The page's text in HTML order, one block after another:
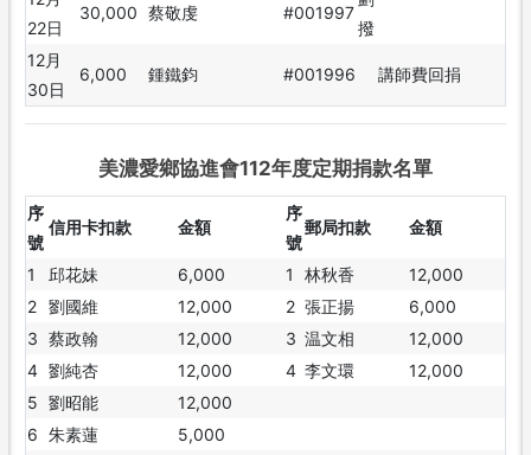
22日
30,000 蔡敬虔 #001997
撥
12月
30日
6,000 鍾鐵鈞 #001996 講師費回捐
美濃愛鄉協進會112年度定期捐款名單
序
號
信用卡扣款 金額
序
號
郵局扣款 金額
1 邱花妹 6,000 1 林秋香
12,000
2 劉國維 12,000 2 張正揚
6,000
3 蔡政翰 12,000 3 温文相
12,000
4 劉純杏 12,000 4 李文環
12,000
5 劉昭能
12,000
6 朱素蓮
5,000